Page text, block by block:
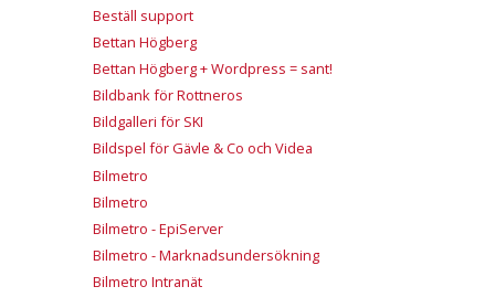
Beställ support
Bettan Högberg
Bettan Högberg + Wordpress = sant!
Bildbank för Rottneros
Bildgalleri för SKI
Bildspel för Gävle & Co och Videa
Bilmetro
Bilmetro
Bilmetro - EpiServer
Bilmetro - Marknadsundersökning
Bilmetro Intranät